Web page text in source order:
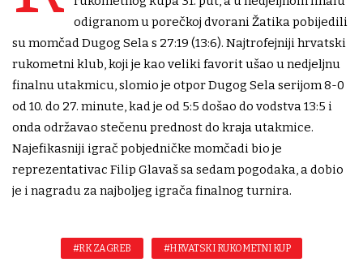
odigranom u porečkoj dvorani Žatika pobijedili
su momčad Dugog Sela s 27:19 (13:6). Najtrofejniji hrvatski
rukometni klub, koji je kao veliki favorit ušao u nedjeljnu
finalnu utakmicu, slomio je otpor Dugog Sela serijom 8-0
od 10. do 27. minute, kad je od 5:5 došao do vodstva 13:5 i
onda održavao stečenu prednost do kraja utakmice.
Najefikasniji igrač pobjedničke momčadi bio je
reprezentativac Filip Glavaš sa sedam pogodaka, a dobio
je i nagradu za najboljeg igrača finalnog turnira.
#RK ZAGREB #HRVATSKI RUKOMETNI KUP